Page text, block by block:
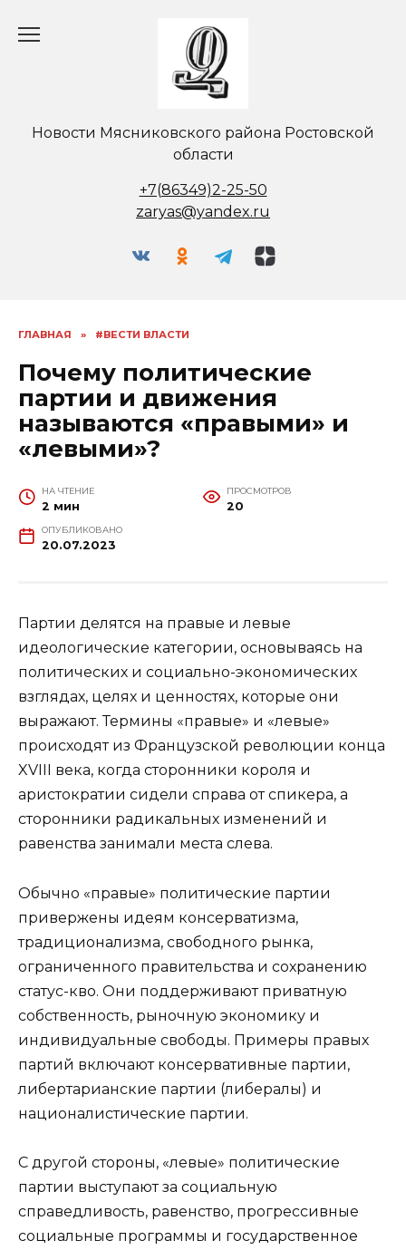
Новости Мясниковского района Ростовской
области
+7(86349)2-25-50
zaryas@yandex.ru
ГЛАВНАЯ » #ВЕСТИ ВЛАСТИ
Почему политические
партии и движения
называются «правыми» и
«левыми»?
НА ЧТЕНИЕ
2 мин
ПРОСМОТРОВ
20
ОПУБЛИКОВАНО
20.07.2023
Партии делятся на правые и левые
идеологические категории, основываясь на
политических и социально-экономических
взглядах, целях и ценностях, которые они
выражают. Термины «правые» и «левые»
происходят из Французской революции конца
XVIII века, когда сторонники короля и
аристократии сидели справа от спикера, а
сторонники радикальных изменений и
равенства занимали места слева.
Обычно «правые» политические партии
привержены идеям консерватизма,
традиционализма, свободного рынка,
ограниченного правительства и сохранению
статус-кво. Они поддерживают приватную
собственность, рыночную экономику и
индивидуальные свободы. Примеры правых
партий включают консервативные партии,
либертарианские партии (либералы) и
националистические партии.
С другой стороны, «левые» политические
партии выступают за социальную
справедливость, равенство, прогрессивные
социальные программы и государственное